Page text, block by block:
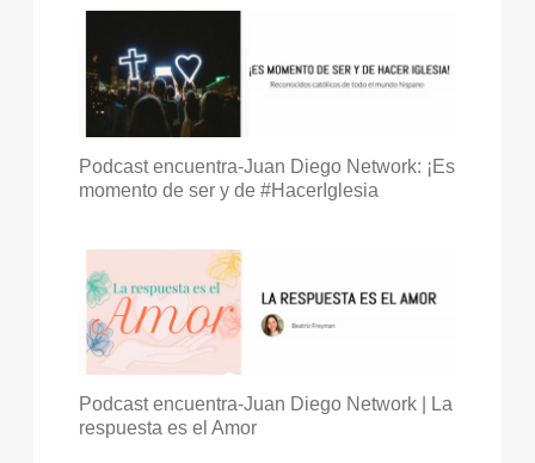
Podcast encuentra-Juan Diego Network: ¡Es
momento de ser y de #HacerIglesia
Podcast encuentra-Juan Diego Network | La
respuesta es el Amor